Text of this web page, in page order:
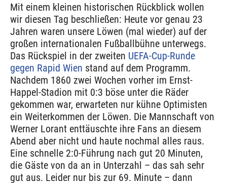
Mit einem kleinen historischen Rückblick wollen
wir diesen Tag beschließen: Heute vor genau 23
Jahren waren unsere Löwen (mal wieder) auf der
großen internationalen Fußballbühne unterwegs.
Das Rückspiel in der zweiten UEFA-Cup-Runde
gegen Rapid Wien stand auf dem Programm.
Nachdem 1860 zwei Wochen vorher im Ernst-
Happel-Stadion mit 0:3 böse unter die Räder
gekommen war, erwarteten nur kühne Optimisten
ein Weiterkommen der Löwen. Die Mannschaft von
Werner Lorant enttäuschte ihre Fans an diesem
Abend aber nicht und haute nochmal alles raus.
Eine schnelle 2:0-Führung nach gut 20 Minuten,
die Gäste von da an in Unterzahl – das sah sehr
gut aus. Leider nur bis zur 69. Minute – dann